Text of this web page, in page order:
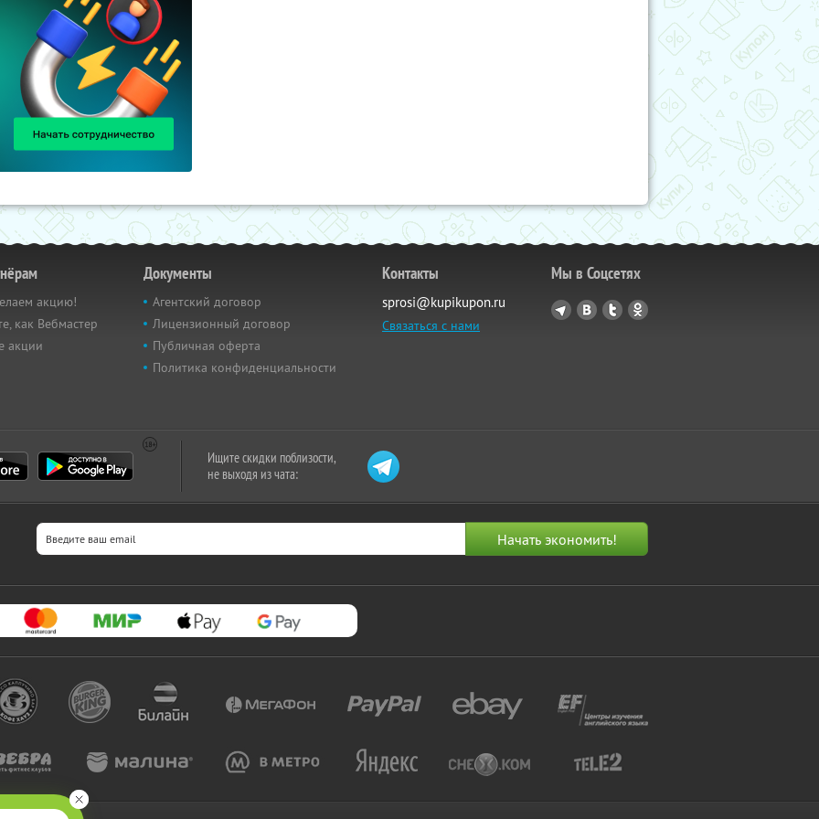
акцию!
как Вебмастер
акции
Документы
Агентский договор
Лицензионный договор
Публичная оферта
Политика конфиденциальности
Контакты
sprosi@kupikupon.ru
Связаться с нами
Мы в Соцсетях
Ищите скидки поблизости,
не выходя из чата: